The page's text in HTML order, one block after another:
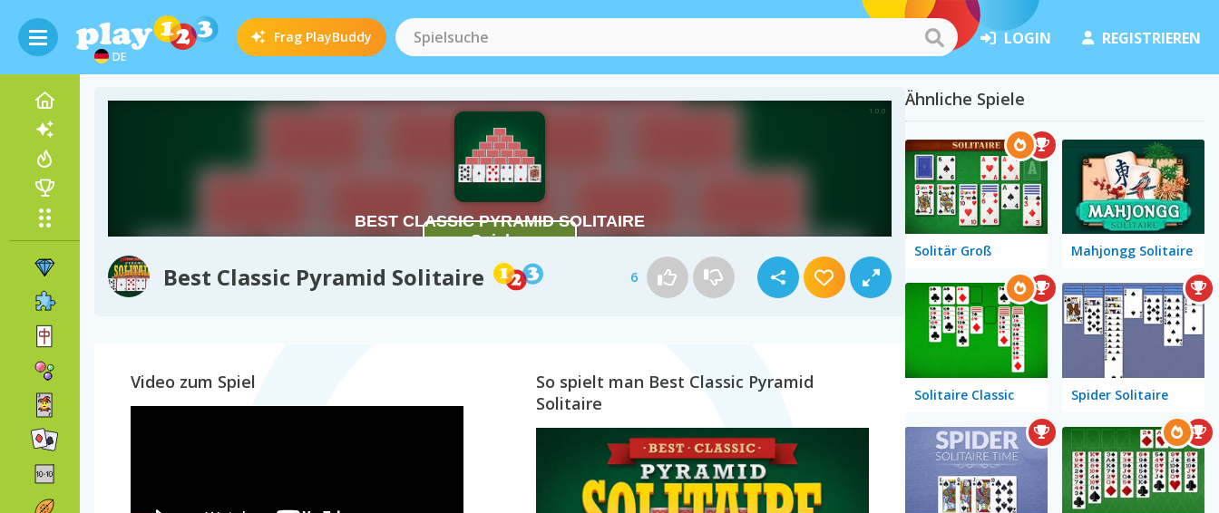
DE
Frag PlayBuddy LOGIN REGISTRIEREN
Best Classic Pyramid Solitaire 6
Video zum Spiel
So spielt man Best Classic Pyramid
Solitaire
Ähnliche Spiele
Solitär Groß Mahjongg Solitaire
Solitaire Classic Spider Solitaire